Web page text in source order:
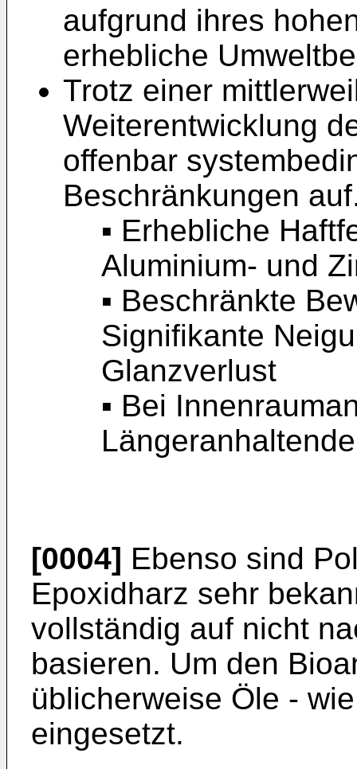
aufgrund ihres
erhebliche
Trotz einer
Weiterentwicklung
offenbar
Beschränkungen
▪ Erhebliche
Aluminium- und
▪ Beschränkte
Signifikante
Glanzverlust
▪ Bei
[0004] Ebenso sind
Epoxidharz sehr
vollständig auf nicht
basieren. Um den
üblicherweise Öle -
eingesetzt.